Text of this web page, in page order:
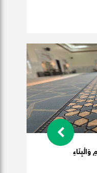
وَالْبِنَاءِ